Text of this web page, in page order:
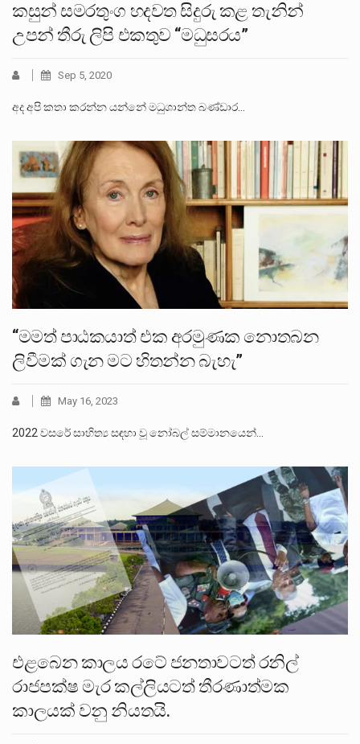
කසුන් සමරතුංග හදවත සිදුරු කළ තැනින්
උපන් තීරු ලිපි එකතුව “මධුසරය”
Sep 5, 2020
අද අපි කතා කරන්න යන්නේ මධුශාන්ත බණ්ඩාර…
“මමත් පාඨකයාත් එක අරමුණක නොතබන ‍
ලිවීමක් ගැන මට හිතන්න බැහැ”
May 16, 2023
2022 වසරේ සාහිත්‍ය සඳහා වූ නෝබල් සම්මානයෙන්…
එළබෙන කාලය රටේ ජනතාවටත් රනිල්
රාජපක්ෂ මැර කල්ලියටත් තීරණාත්මක
කාලයක් වනු නියතයි.